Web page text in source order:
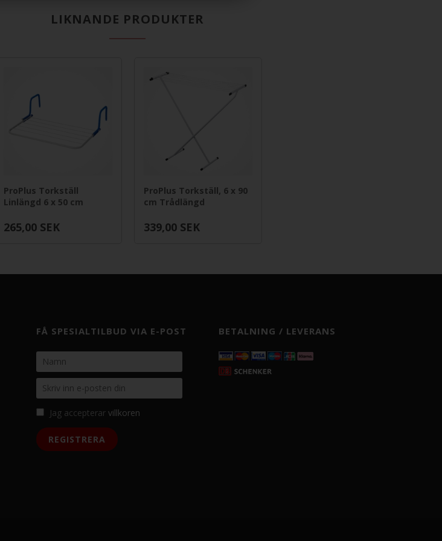
LIKNANDE PRODUKTER
ProPlus Torkställ
Linlängd 6 x 50 cm
265,00 SEK
ProPlus Torkställ, 6 x 90
cm Trådlängd
339,00 SEK
FÅ SPESIALTILBUD VIA E-POST
Jag accepterar villkoren
BETALNING / LEVERANS